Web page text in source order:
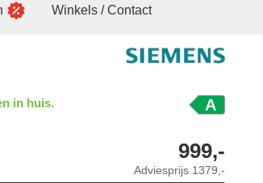
Winkels / Contact
in huis. A
Adviesprijs 1379,-
999,-